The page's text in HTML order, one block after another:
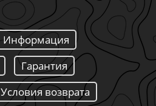
Информация
Гарантия
Условия возврата